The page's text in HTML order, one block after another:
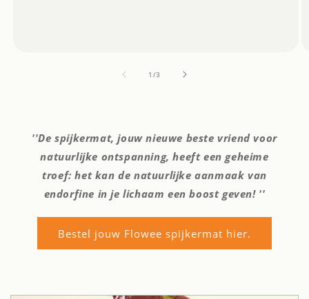
1 /van
3
''De spijkermat, jouw nieuwe beste vriend voor
natuurlijke ontspanning, heeft een geheime
troef: het kan de natuurlijke aanmaak van
endorfine in je lichaam een boost geven! ''
Bestel jouw Flowee spijkermat hier.